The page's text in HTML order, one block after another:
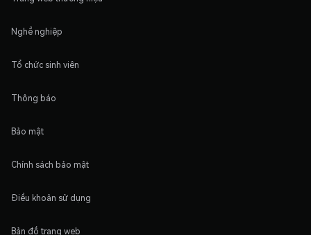
Nghề nghiệp
Tổ chức sinh viên
Thông báo
Bảo mật
Chính sách bảo mật
Điều khoản sử dụng
Bản đồ trang web